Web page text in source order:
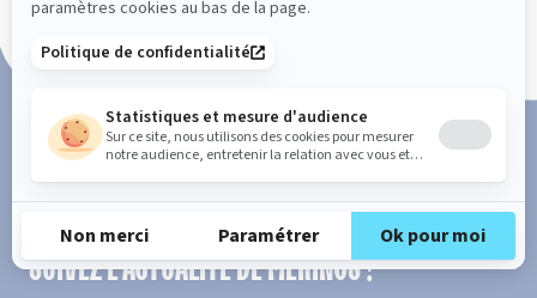
SUIVEZ L'ACTUALITÉ DE MERINOS !